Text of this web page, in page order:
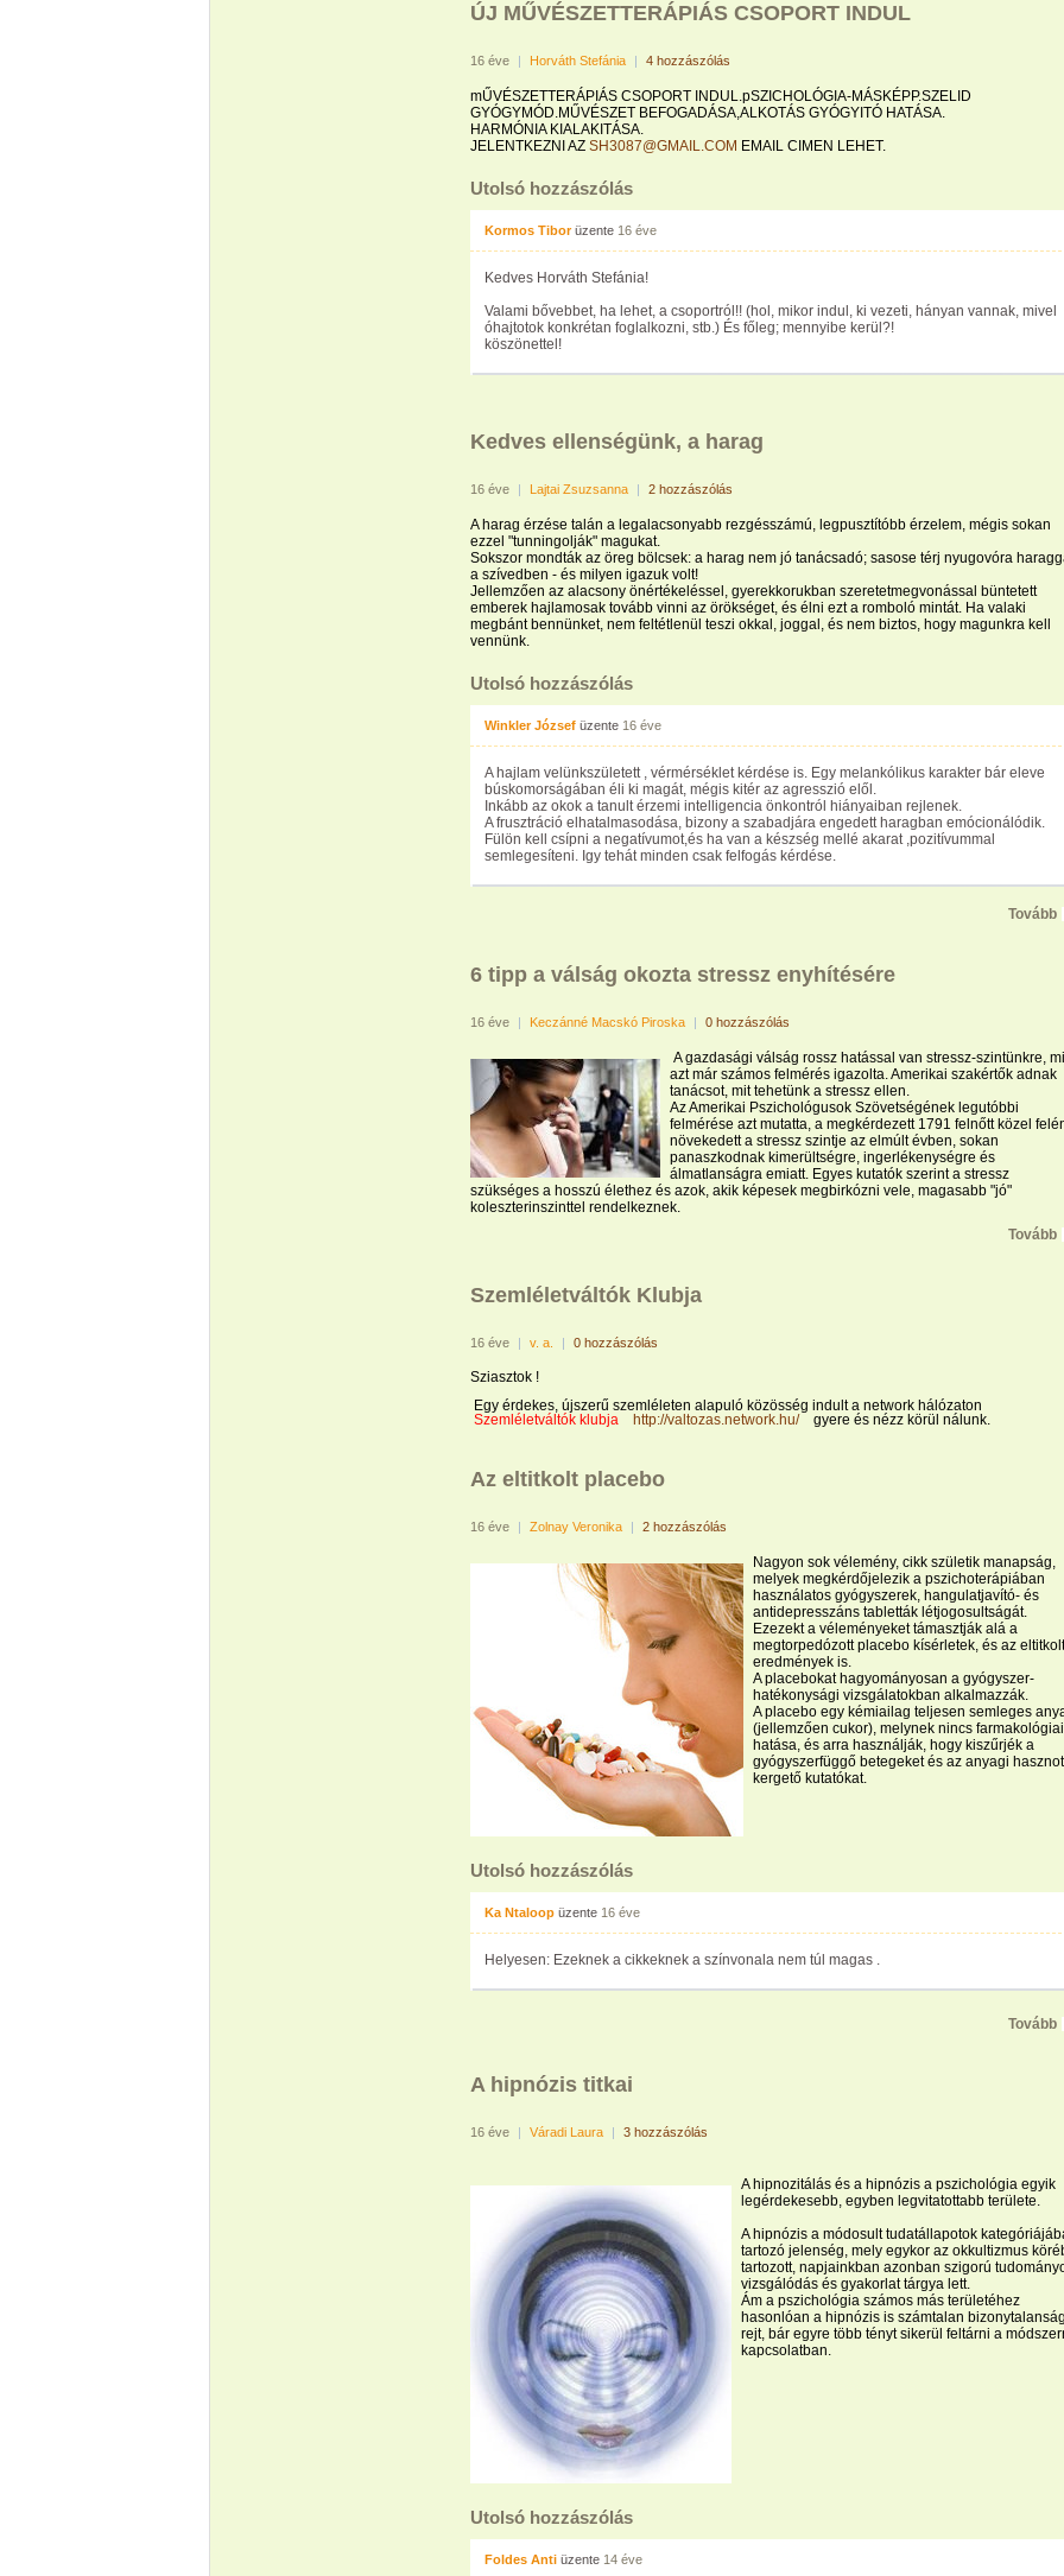
ÚJ MŰVÉSZETTERÁPIÁS CSOPORT INDUL
16 éve | Horváth Stefánia | 4 hozzászólás
mŰVÉSZETTERÁPIÁS CSOPORT INDUL.pSZICHOLÓGIA-MÁSKÉPP.SZELID
GYÓGYMÓD.MŰVÉSZET BEFOGADÁSA,ALKOTÁS GYÓGYITÓ HATÁSA.
HARMÓNIA KIALAKITÁSA.
JELENTKEZNI AZ SH3087@GMAIL.COM EMAIL CIMEN LEHET.
Utolsó hozzászólás
Kormos Tiborüzente 16 éve
Kedves Horváth Stefánia!
Valami bővebbet, ha lehet, a csoportról!! (hol, mikor indul, ki vezeti, hányan vannak, mivel
óhajtotok konkrétan foglalkozni, stb.) És főleg; mennyibe kerül?!
köszönettel!
Kedves ellenségünk, a harag
16 éve | Lajtai Zsuzsanna | 2 hozzászólás
A harag érzése talán a legalacsonyabb rezgésszámú, legpusztítóbb érzelem, mégis sokan
ezzel "tunningolják" magukat.
Sokszor mondták az öreg bölcsek: a harag nem jó tanácsadó; sasose térj nyugovóra
a szívedben - és milyen igazuk volt!
Jellemzően az alacsony önértékeléssel, gyerekkorukban szeretetmegvonással büntetett
emberek hajlamosak tovább vinni az örökséget, és élni ezt a romboló mintát. Ha valaki
megbánt bennünket, nem feltétlenül teszi okkal, joggal, és nem biztos, hogy magunkra kell
vennünk.
Utolsó hozzászólás
Winkler József üzente 16 éve
A hajlam velünkszületett , vérmérséklet kérdése is. Egy melankólikus karakter bár eleve
búskomorságában éli ki magát, mégis kitér az agresszió elől.
Inkább az okok a tanult érzemi intelligencia önkontról hiányaiban rejlenek.
A frusztráció elhatalmasodása, bizony a szabadjára engedett haragban emócionálódik.
Fülön kell csípni a negatívumot,és ha van a készség mellé akarat ,pozitívummal
semlegesíteni. Igy tehát minden csak felfogás kérdése.
Tovább
6 tipp a válság okozta stressz enyhítésére
16 éve | Keczánné Macskó Piroska | 0 hozzászólás
A gazdasági válság rossz hatással van stressz-szintünkre,
azt már számos felmérés igazolta. Amerikai szakértők adnak
tanácsot, mit tehetünk a stressz ellen.
Az Amerikai Pszichológusok Szövetségének legutóbbi
felmérése azt mutatta, a megkérdezett 1791 felnőtt közel
növekedett a stressz szintje az elmúlt évben, sokan
panaszkodnak kimerültségre, ingerlékenységre és
álmatlanságra emiatt. Egyes kutatók szerint a stressz
szükséges a hosszú élethez és azok, akik képesek megbirkózni vele, magasabb "jó"
koleszterinszinttel rendelkeznek.
Tovább
Szemléletváltók Klubja
16 éve | v. a. | 0 hozzászólás
Sziasztok !
Egy érdekes, újszerű szemléleten alapuló közösség indult a network hálózaton
Szemléletváltók klubja
http://valtozas.network.hu/ gyere és nézz körül nálunk.
Az eltitkolt placebo
16 éve | Zolnay Veronika | 2 hozzászólás
Nagyon sok vélemény, cikk születik manapság,
melyek megkérdőjelezik a pszichoterápiában
használatos gyógyszerek, hangulatjavító- és
antidepresszáns tabletták létjogosultságát.
Ezezekt a véleményeket támasztják alá a
megtorpedózott placebo kísérletek, és az eltitkolt
eredmények is.
A placebokat hagyományosan a gyógyszer-
hatékonysági vizsgálatokban alkalmazzák.
A placebo egy kémiailag teljesen semleges
(jellemzően cukor), melynek nincs farmakológiai
hatása, és arra használják, hogy kiszűrjék a
gyógyszerfüggő betegeket és az anyagi hasznot
kergető kutatókat.
Utolsó hozzászólás
Ka Ntaloop üzente 16 éve
Helyesen: Ezeknek a cikkeknek a színvonala nem túl magas .
Tovább
A hipnózis titkai
16 éve | Váradi Laura | 3 hozzászólás
A hipnozitálás és a hipnózis a pszichológia egyik
legérdekesebb, egyben legvitatottabb területe.
A hipnózis a módosult tudatállapotok
tartozó jelenség, mely egykor az okkultizmus
tartozott, napjainkban azonban szigorú
vizsgálódás és gyakorlat tárgya lett.
Ám a pszichológia számos más területéhez
hasonlóan a hipnózis is számtalan
rejt, bár egyre több tényt sikerül feltárni a
kapcsolatban.
Utolsó hozzászólás
Foldes Anti üzente 14 éve